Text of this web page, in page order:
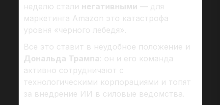
неделю стали негативными — для
маркетинга Amazon это катастрофа
уровня «черного лебедя».
Все это ставит в неудобное положение и
Дональда Трампа: он и его команда
активно сотрудничают с
технологическими корпорациями и топят
за внедрение ИИ в силовые ведомства.